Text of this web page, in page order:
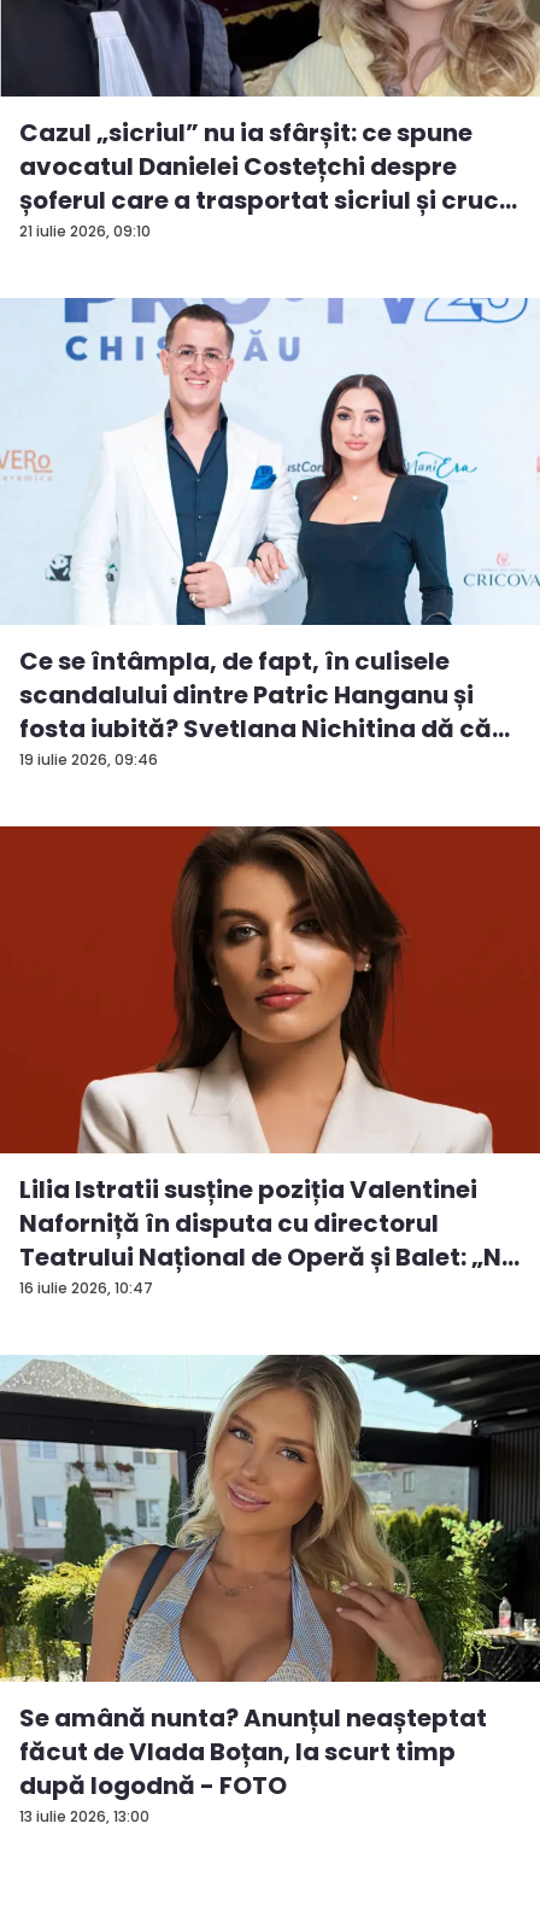
21 iulie 2026, 09:10
Cazul „sicriul” nu ia sfârșit: ce spune
avocatul Danielei Costețchi despre
șoferul care a trasportat sicriul și cruc...
19 iulie 2026, 09:46
Ce se întâmpla, de fapt, în culisele
scandalului dintre Patric Hanganu și
fosta iubită? Svetlana Nichitina dă că...
16 iulie 2026, 10:47
Lilia Istratii susține poziția Valentinei
Naforniță în disputa cu directorul
Teatrului Național de Operă și Balet: „N...
13 iulie 2026, 13:00
Se amână nunta? Anunțul neașteptat
făcut de Vlada Boțan, la scurt timp
după logodnă - FOTO